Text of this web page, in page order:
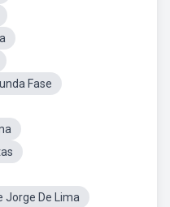
Fase
Jorge De Lima